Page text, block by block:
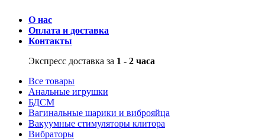
О нас
Оплата и доставка
Контакты
Экспресс доставка за 1 - 2 часа
Все товары
Анальные игрушки
БДСМ
Вагинальные шарики и виброяйца
Вакуумные стимуляторы клитора
Вибраторы